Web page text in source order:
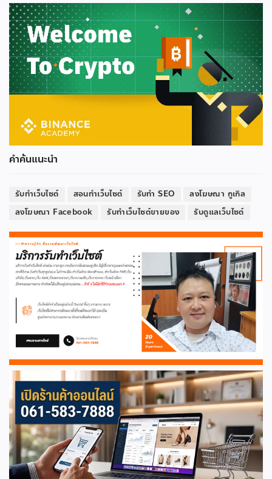
คำค้นแนะนำ
รับทำเว็บไซต์ สอนทำเว็บไซต์ รับทำ SEO
ลงโฆษณา กูเกิล
ลงโฆษณา Facebook
รับทำเว็บไซต์ขายของ รับดูแลเว็บไซต์